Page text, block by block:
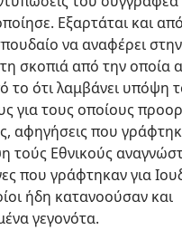
Εξαρτάται και
να αναφέρει στην
σκοπιά από την οποία
το ότι λαμβάνει υπόψη
για τους οποίους
αφηγήσεις που
τούς Εθνικούς
που γράφτηκαν για
ήδη κατανοούσαν και
γεγονότα.